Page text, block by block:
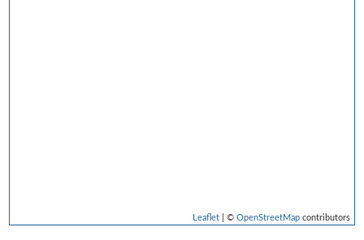
Leaflet| © OpenStreetMapcontributors